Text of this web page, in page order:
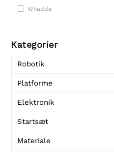
Whadda
Kategorier
Robotik
Platforme
Elektronik
Startsæt
Materiale